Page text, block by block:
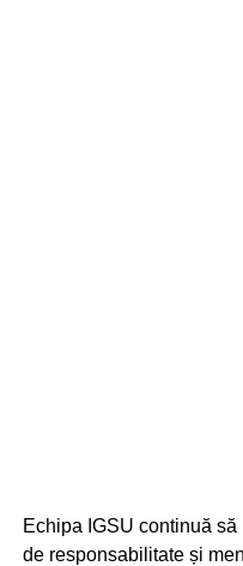
Echipa IGSU continuă
de responsabilitate și